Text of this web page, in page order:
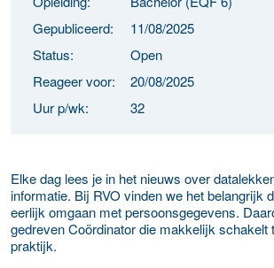
Gepubliceerd:
11/08/2025
Status:
Open
Reageer voor:
20/08/2025
Uur p/wk:
32
Elke dag lees je in het nieuws over
informatie. Bij RVO vinden we het belangrijk
eerlijk omgaan met persoonsgegevens.
gedreven Coördinator die makkelijk schakelt
praktijk.